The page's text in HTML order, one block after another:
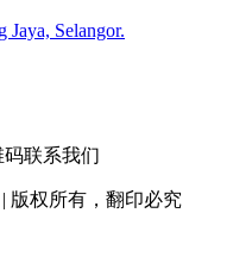
Selangor.
联系我们
版权所有，翻印必究